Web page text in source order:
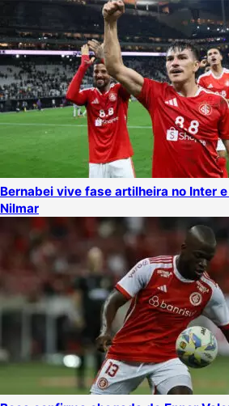
Bernabei vive fase artilheira no Inter
Nilmar